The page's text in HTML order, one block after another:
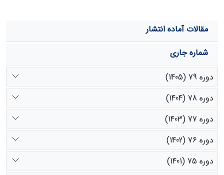
مقالات آماده انتشار
شماره جاری
دوره 79 (1405)
دوره 78 (1404)
دوره 77 (1403)
دوره 76 (1402)
دوره 75 (1401)